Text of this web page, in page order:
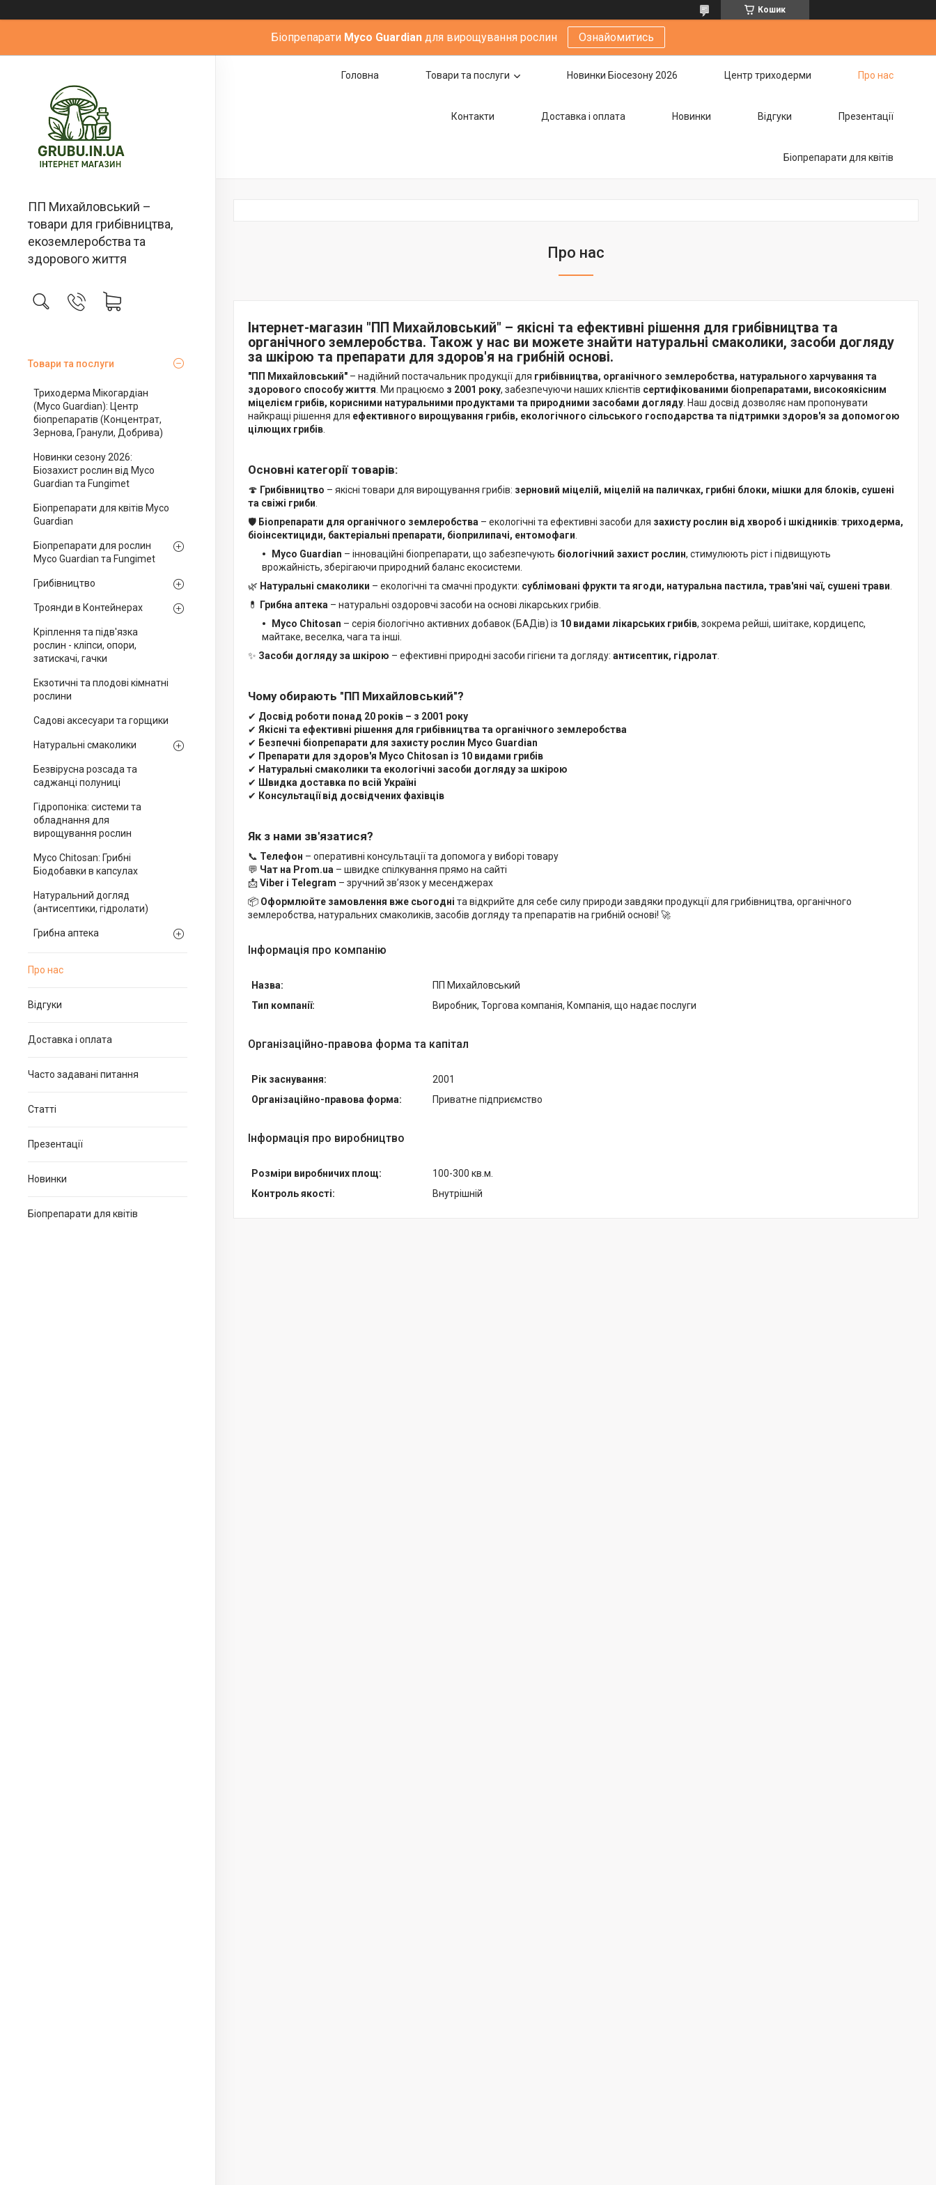
Кошик
Біопрепарати Мyco Guardian для вирощування рослин Ознайомитись
ПП Михайловський –
товари для грибівництва,
екоземлеробства та
здорового життя
Товари та послуги
Триходерма Мікогардіан
(Myco Guardian): Центр
біопрепаратів (Концентрат,
Зернова, Гранули, Добрива)
Новинки сезону 2026:
Біозахист рослин від Myco
Guardian та Fungimet
Біопрепарати для квітів Myco
Guardian
Біопрепарати для рослин
Myco Guardian та Fungimet
Грибівництво
Троянди в Контейнерах
Кріплення та підв'язка
рослин - кліпси, опори,
затискачі, гачки
Екзотичні та плодові кімнатні
рослини
Садові аксесуари та горщики
Натуральні смаколики
Безвірусна розсада та
саджанці полуниці
Гідропоніка: системи та
обладнання для
вирощування рослин
Myco Chitosan: Грибні
Біодобавки в капсулах
Натуральний догляд
(антисептики, гідролати)
Грибна аптека
Про нас
Відгуки
Доставка і оплата
Часто задавані питання
Статті
Презентації
Новинки
Біопрепарати для квітів
Головна Товари та послуги Новинки Біосезону 2026 Центр триходерми Про нас
Контакти Доставка i оплата Новинки Відгуки Презентації
Біопрепарати для квітів
Про нас
Інтернет-магазин "ПП Михайловський" – якісні та ефективні рішення для грибівництва та
органічного землеробства. Також у нас ви можете знайти натуральні смаколики, засоби догляду
за шкірою та препарати для здоров'я на грибній основі.
"ПП Михайловський" – надійний постачальник продукції для грибівництва, органічного землеробства, натурального харчування та
здорового способу життя . Ми працюємо з 2001 року, забезпечуючи наших клієнтів сертифікованими біопрепаратами, високоякісним
міцелієм грибів, корисними натуральними продуктами та природними засобами догляду . Наш досвід дозволяє нам пропонувати
найкращі рішення для ефективного вирощування грибів, екологічного сільського господарства та підтримки здоров'я за допомогою
цілющих грибів
Основні категорії товарів:
🍄 Грибівництво – якісні товари для вирощування грибів: зерновий міцелій, міцелій на паличках, грибні блоки, мішки для блоків, сушені
та свіжі гриби
🛡 Біопрепарати для органічного землеробства – екологічні та ефективні засоби для захисту рослин від хвороб і шкідників: триходерма,
біоінсектициди, бактеріальні препарати, біоприлипачі, ентомофаги
Myco Guardian – інноваційні біопрепарати, що забезпечують біологічний захист рослин, стимулюють ріст і підвищують
врожайність, зберігаючи природний баланс екосистеми.
🌿 Натуральні смаколики – екологічні та смачні продукти: сублімовані фрукти та ягоди, натуральна пастила, трав'яні чаї, сушені трави
💊
Грибна аптека – натуральні оздоровчі засоби на основі лікарських грибів.
Myco Chitosan – серія біологічно активних добавок (БАДів) із 10 видами лікарських грибів, зокрема рейші, шиітаке, кордицепс,
майтаке, веселка, чага та інші.
✨ Засоби догляду за шкірою – ефективні природні засоби гігієни та догляду: антисептик, гідролат
Чому обирають "ПП Михайловський"?
✔ Досвід роботи понад 20 років – з 2001 року
✔ Якісні та ефективні рішення для грибівництва та органічного землеробства
✔ Безпечні біопрепарати для захисту рослин Myco Guardian
✔ Препарати для здоров'я Myco Chitosan із 10 видами грибів
✔ Натуральні смаколики та екологічні засоби догляду за шкірою
✔ Швидка доставка по всій Україні
✔ Консультації від досвідчених фахівців
Як з нами зв'язатися?
📞 Телефон – оперативні консультації та допомога у виборі товару
💬 Чат на Prom.ua – швидке спілкування прямо на сайті
📩Viber і Telegram – зручний зв’язок у месенджерах
📦 Оформлюйте замовлення вже сьогодні та відкрийте для себе силу природи завдяки продукції для грибівництва, органічного
землеробства, натуральних смаколиків, засобів догляду та препаратів на грибній основі! 🚀
Інформація про компанію
Назва:
ПП Михайловський
Тип компанії:
Виробник, Торгова компанія, Компанія, що надає послуги
Організаційно-правова форма та капітал
Рік заснування:
2001
Організаційно-правова форма:
Приватне підприємство
Інформація про виробництво
Розміри виробничих площ:
100-300 кв.м.
Контроль якості:
Внутрішній